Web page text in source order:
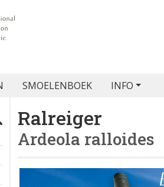
SMOELENBOEK INFO
Ralreiger
Ardeola ralloides